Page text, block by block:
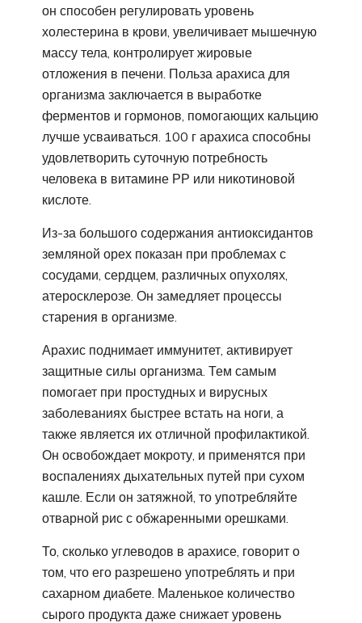
он способен регулировать уровень
холестерина в крови, увеличивает мышечную
массу тела, контролирует жировые
отложения в печени. Польза арахиса для
организма заключается в выработке
ферментов и гормонов, помогающих кальцию
лучше усваиваться. 100 г арахиса способны
удовлетворить суточную потребность
человека в витамине РР или никотиновой
кислоте.
Из-за большого содержания антиоксидантов
земляной орех показан при проблемах с
сосудами, сердцем, различных опухолях,
атеросклерозе. Он замедляет процессы
старения в организме.
Арахис поднимает иммунитет, активирует
защитные силы организма. Тем самым
помогает при простудных и вирусных
заболеваниях быстрее встать на ноги, а
также является их отличной профилактикой.
Он освобождает мокроту, и применятся при
воспалениях дыхательных путей при сухом
кашле. Если он затяжной, то употребляйте
отварной рис с обжаренными орешками.
То, сколько углеводов в арахисе, говорит о
том, что его разрешено употреблять и при
сахарном диабете. Маленькое количество
сырого продукта даже снижает уровень